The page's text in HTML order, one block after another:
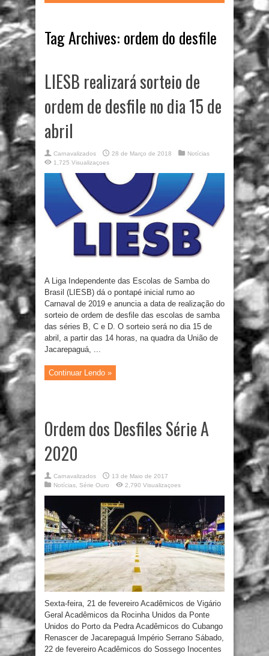
Tag Archives: ordem do desfile
LIESB realizará sorteio de
ordem de desfile no dia 15 de
abril
Carnavalizados 28 de Março de 2018
Notícias
1,725 Visualizaçoes
A Liga Independente das Escolas de Samba do
Brasil (LIESB) dá o pontapé inicial rumo ao
Carnaval de 2019 e anuncia a data de realização do
sorteio de ordem de desfile das escolas de samba
das séries B, C e D. O sorteio será no dia 15 de
abril, a partir das 14 horas, na quadra da União de
Jacarepaguá, ...
Continuar Lendo »
Ordem dos Desfiles Série A
2020
Carnavalizados
13 de Maio de 2017
Notícias Série Ouro 2,790 Visualizaçoes
Sexta-feira, 21 de fevereiro Acadêmicos de Vigário
Geral Acadêmicos da Rocinha Unidos da Ponte
Unidos do Porto da Pedra Acadêmicos do Cubango
Renascer de Jacarepaguá Império Serrano Sábado,
22 de fevereiro Acadêmicos do Sossego Inocentes